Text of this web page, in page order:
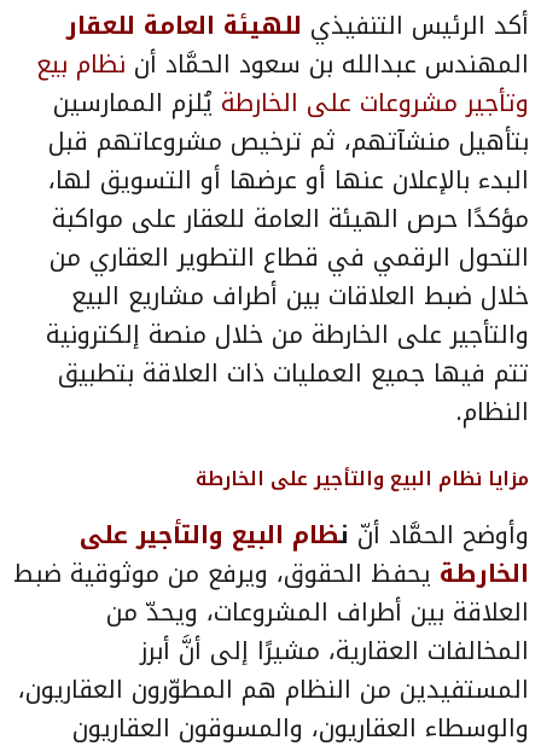
أكد الرئيس التنفيذي للهيئة العامة للعقار
المهندس عبدالله بن سعود الحمَّاد أن نظام بيع
وتأجير مشروعات على الخارطة يُلزم الممارسين
بتأهيل منشآتهم، ثم ترخيص مشروعاتهم قبل
البدء بالإعلان عنها أو عرضها أو التسويق لها،
مؤكدًا حرص الهيئة العامة للعقار على مواكبة
التحول الرقمي في قطاع التطوير العقاري من
خلال ضبط العلاقات بين أطراف مشاريع البيع
والتأجير على الخارطة من خلال منصة إلكترونية
تتم فيها جميع العمليات ذات العلاقة بتطبيق
النظام.
مزايا نظام البيع والتأجير على الخارطة
وأوضح الحمَّاد أنّ نظام البيع والتأجير على
الخارطة يحفظ الحقوق، ويرفع من موثوقية ضبط
العلاقة بين أطراف المشروعات، ويحدّ من
المخالفات العقارية، مشيرًا إلى أنَّ أبرز
المستفيدين من النظام هم المطوّرون العقاريون،
والوسطاء العقاريون، والمسوقون العقاريون